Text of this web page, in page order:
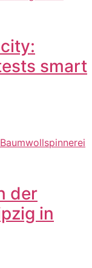
smart
der
in